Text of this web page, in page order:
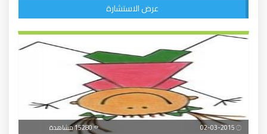
عرض الاستشارة
15280 مشاهدة